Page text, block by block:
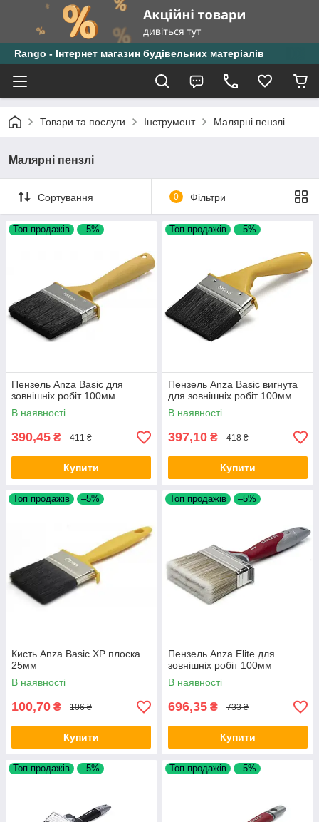
Rango - Інтернет магазин будівельних матеріалів
Товари та послуги Інструмент Малярні пензлі
Малярні пензлі
Сортування 0 Фільтри
Топ продажів –5%
Пензель Anza Basic для
зовнішніх робіт 100мм
В наявності
390,45 ₴ 411 ₴
Купити
Топ продажів –5%
Пензель Anza Basic вигнута
для зовнішніх робіт 100мм
В наявності
397,10 ₴ 418 ₴
Купити
Топ продажів –5%
Кисть Anza Basic XP плоска
25мм
В наявності
100,70 ₴ 106 ₴
Купити
Топ продажів –5%
Пензель Anza Elite для
зовнішніх робіт 100мм
В наявності
696,35 ₴ 733 ₴
Купити
Топ продажів –5% Топ продажів –5%